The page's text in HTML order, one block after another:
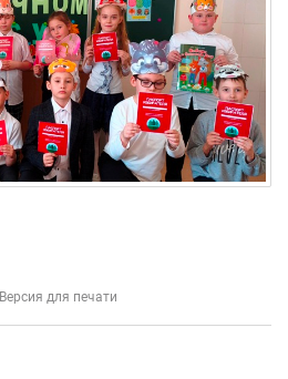
Версия для печати